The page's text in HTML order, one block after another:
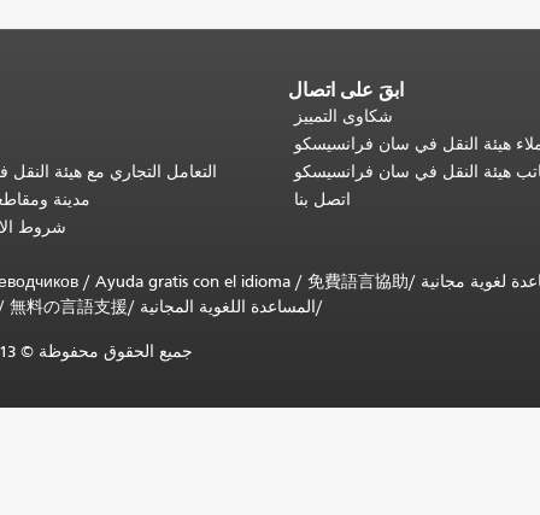
ابقَ على اتصال
شكاوى التمييز
هيئة النقل في سان فرانسيسكو
هيئة النقل في سان فرانسيسكو
اتصل بنا
التعامل التجاري مع هيئة
مدينة
شروط
免費語言協助
/
Ayuda gratis con el idioma
/
/المساعدة اللغوية المجانية /
無料の言語支援
جميع الحقوق محفوظة © 2013-2025 لهيئة النقل البلدية في سان فرانسيسكو (SFMTA).